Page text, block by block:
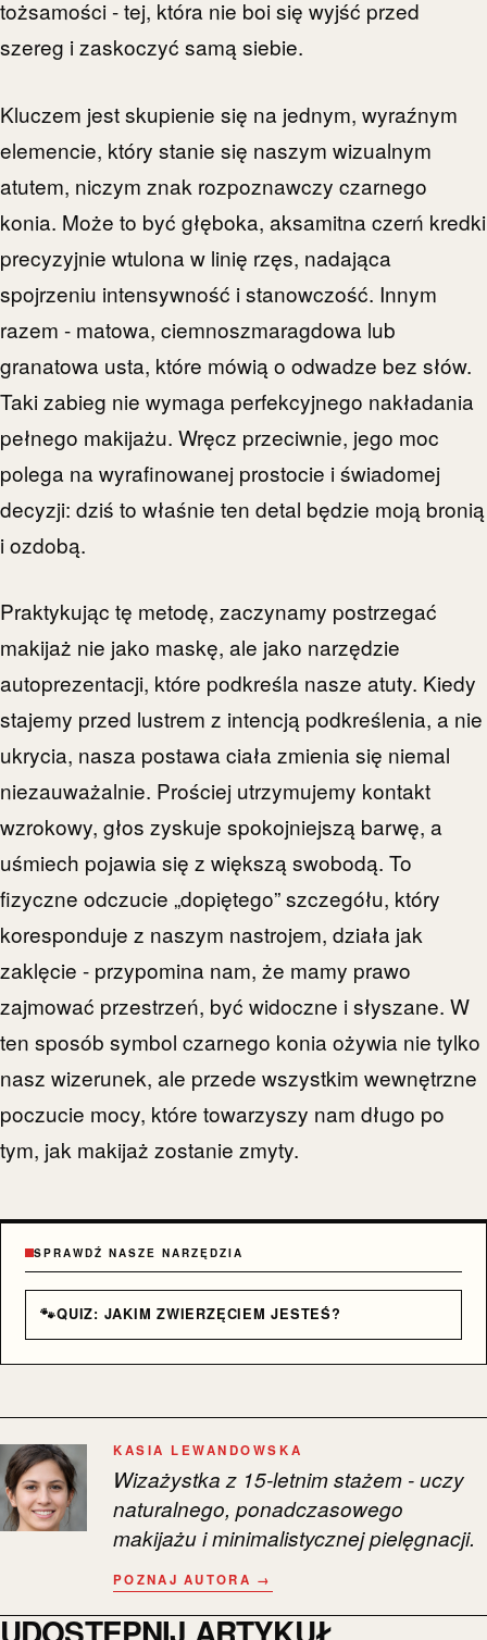
tożsamości - tej, która nie boi się wyjść przed
szereg i zaskoczyć samą siebie.
Kluczem jest skupienie się na jednym, wyraźnym
elemencie, który stanie się naszym wizualnym
atutem, niczym znak rozpoznawczy czarnego
konia. Może to być głęboka, aksamitna czerń kredki
precyzyjnie wtulona w linię rzęs, nadająca
spojrzeniu intensywność i stanowczość. Innym
razem - matowa, ciemnoszmaragdowa lub
granatowa usta, które mówią o odwadze bez słów.
Taki zabieg nie wymaga perfekcyjnego nakładania
pełnego makijażu. Wręcz przeciwnie, jego moc
polega na wyrafinowanej prostocie i świadomej
decyzji: dziś to właśnie ten detal będzie moją bronią
i ozdobą.
Praktykując tę metodę, zaczynamy postrzegać
makijaż nie jako maskę, ale jako narzędzie
autoprezentacji, które podkreśla nasze atuty. Kiedy
stajemy przed lustrem z intencją podkreślenia, a nie
ukrycia, nasza postawa ciała zmienia się niemal
niezauważalnie. Prościej utrzymujemy kontakt
wzrokowy, głos zyskuje spokojniejszą barwę, a
uśmiech pojawia się z większą swobodą. To
fizyczne odczucie „dopiętego” szczegółu, który
koresponduje z naszym nastrojem, działa jak
zaklęcie - przypomina nam, że mamy prawo
zajmować przestrzeń, być widoczne i słyszane. W
ten sposób symbol czarnego konia ożywia nie tylko
nasz wizerunek, ale przede wszystkim wewnętrzne
poczucie mocy, które towarzyszy nam długo po
tym, jak makijaż zostanie zmyty.
SPRAWDŹ NASZE NARZĘDZIA
🐾QUIZ: JAKIM ZWIERZĘCIEM JESTEŚ?
KASIA LEWANDOWSKA
Wizażystka z 15-letnim stażem - uczy
naturalnego, ponadczasowego
makijażu i minimalistycznej pielęgnacji.
POZNAJ AUTORA →